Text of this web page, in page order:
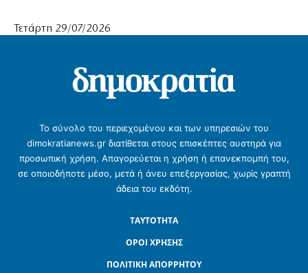
Τετάρτη 29/07/2026
Το σύνολο του περιεχομένου και των υπηρεσιών του
dimokratianews.gr διατίθεται στους επισκέπτες αυστηρά για
προσωπική χρήση. Απαγορεύεται η χρήση ή επανεκπομπή του,
σε οποιοδήποτε μέσο, μετά ή άνευ επεξεργασίας, χωρίς γραπτή
άδεια του εκδότη.
ΤΑΥΤΟΤΗΤΑ
ΟΡΟΙ ΧΡΗΣΗΣ
ΠΟΛΙΤΙΚΗ ΑΠΟΡΡΗΤΟΥ